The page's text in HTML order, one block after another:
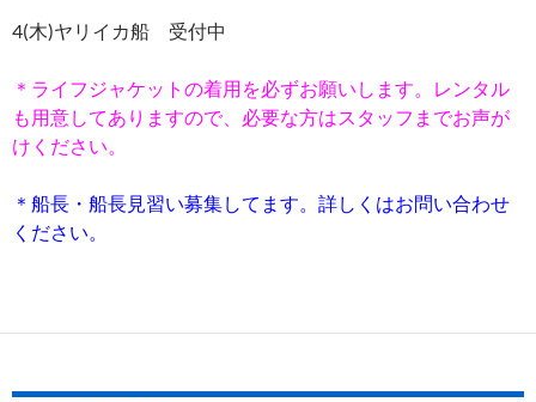
4(木)ヤリイカ船 受付中
＊ライフジャケットの着用を必ずお願いします。レンタル
も用意してありますので、必要な方はスタッフまでお声が
けください。
＊船長・船長見習い募集してます。詳しくはお問い合わせ
ください。